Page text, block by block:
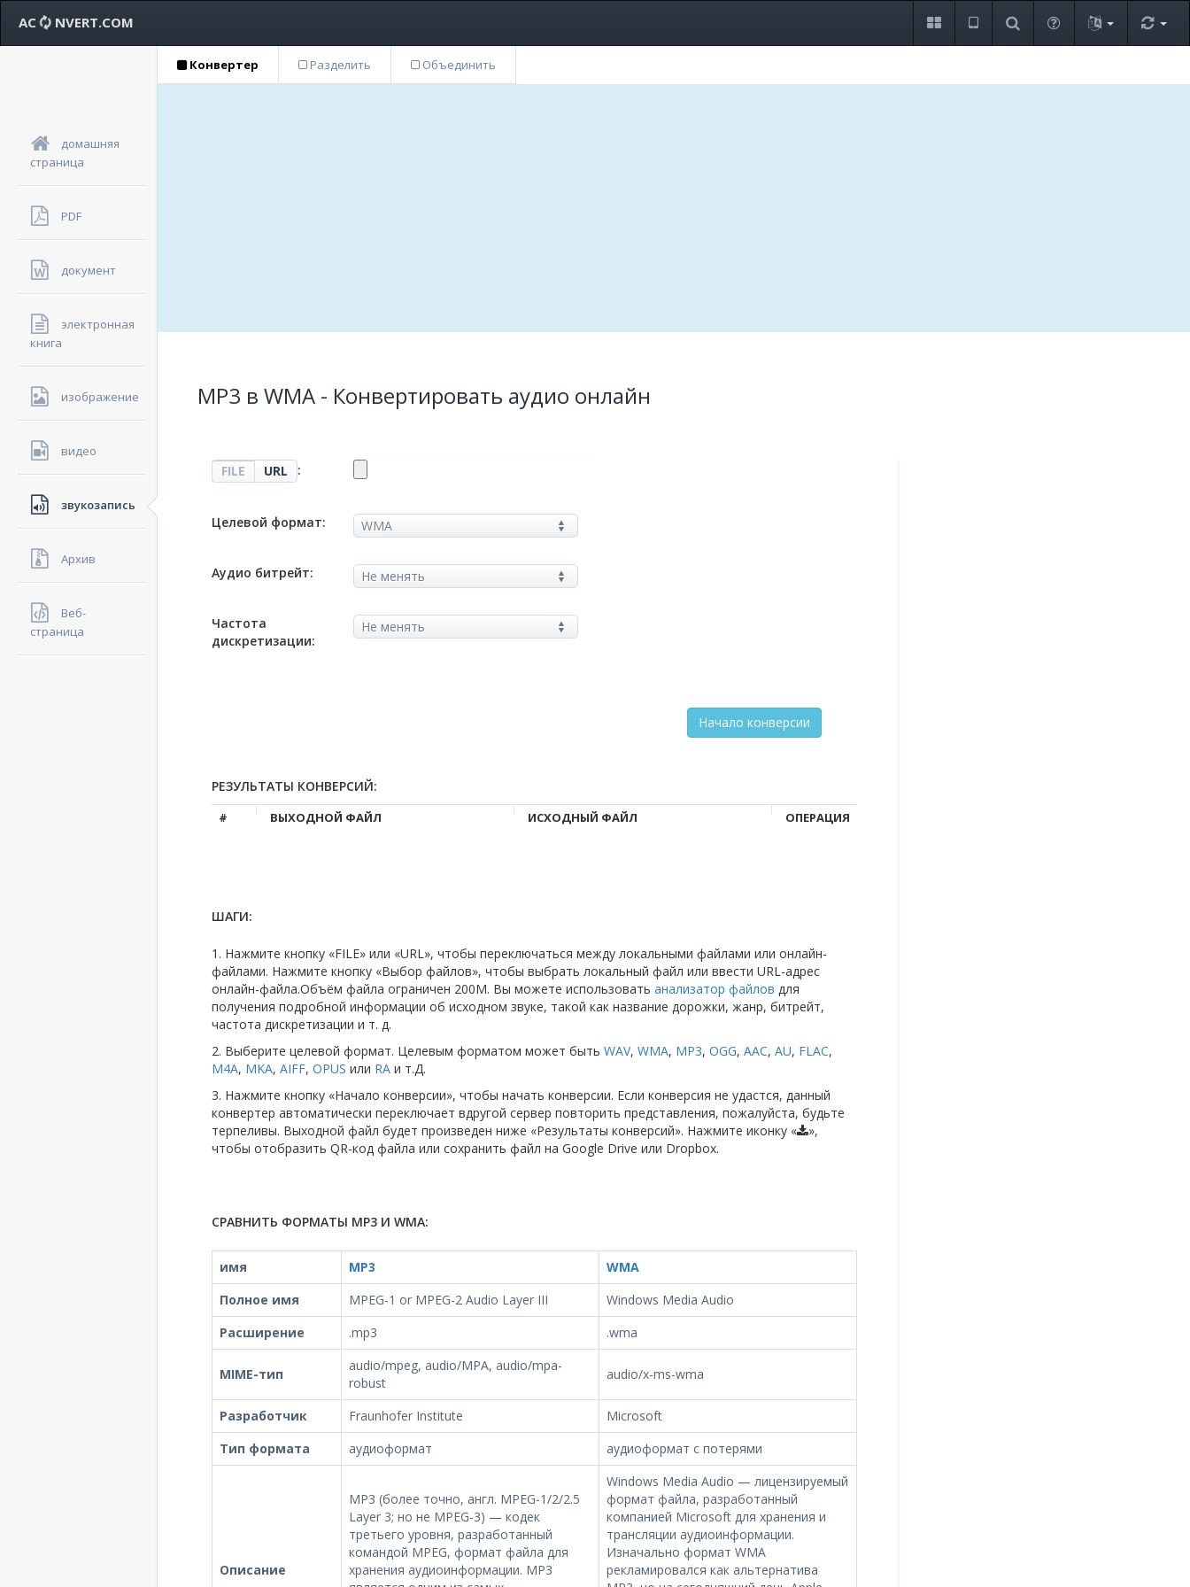
AC NVERT.COM
домашняя
страница
PDF
документ
электронная
книга
изображение
видео
звукозапись
Архив
Веб-
страница
Конвертер Разделить Объединить
MP3 в WMA - Конвертировать аудио онлайн
FILE URL :
Целевой формат:
Аудио битрейт:
Частота
дискретизации:
РЕЗУЛЬТАТЫ КОНВЕРСИЙ:
# ВЫХОДНОЙ ФАЙЛ ИСХОДНЫЙ ФАЙЛ ОПЕРАЦИЯ
ШАГИ:
1. Нажмите кнопку «FILE» или «URL», чтобы переключаться между локальными файлами или онлайн-
файлами. Нажмите кнопку «Выбор файлов», чтобы выбрать локальный файл или ввести URL-адрес
онлайн-файла.Объём файла ограничен 200M. Вы можете использовать анализатор файлов для
получения подробной информации об исходном звуке, такой как название дорожки, жанр, битрейт,
частота дискретизации и т. д.
2. Выберите целевой формат. Целевым форматом может быть WAV, WMA, MP3, OGG, AAC, AU, FLAC,
M4A, MKA, AIFF, OPUS или RAи т.Д.
3. Нажмите кнопку «Начало конверсии», чтобы начать конверсии. Если конверсия не удастся, данный
конвертер автоматически переключает вдругой сервер повторить представления, пожалуйста, будьте
терпеливы. Выходной файл будет произведен ниже «Результаты конверсий». Нажмите иконку «
»,
чтобы отобразить QR-код файла или сохранить файл на Google Drive или Dropbox.
СРАВНИТЬ ФОРМАТЫ MP3 И WMA:
имя MP3
WMA
Полное имя
MPEG-1 or MPEG-2 Audio Layer III
Windows Media Audio
Расширение
.mp3 .wma
MIME-тип
audio/mpeg, audio/MPA, audio/mpa-
robust
audio/x-ms-wma
Разработчик Fraunhofer Institute
Microsoft
Тип формата
аудиоформат аудиоформат с потерями
Описание
MP3 (более точно, англ. MPEG-1/2/2.5
Layer 3; но не MPEG-3) — кодек
третьего уровня, разработанный
командой MPEG, формат файла для
хранения аудиоинформации. MP3
Windows Media Audio — лицензируемый
формат файла, разработанный
компанией Microsoft для хранения и
трансляции аудиоинформации.
Изначально формат WMA
рекламировался как альтернатива